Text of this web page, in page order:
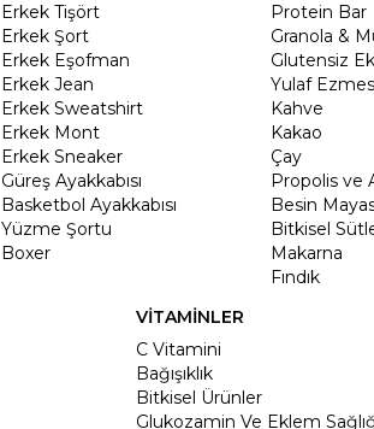
Erkek Tişört
Erkek Şort
Erkek Eşofman
Erkek Jean
Erkek Sweatshirt
Erkek Mont
Erkek Sneaker
Güreş Ayakkabısı
Basketbol Ayakkabısı
Yüzme Şortu
Boxer
Protein Bar
Granola &
Glutensiz
Yulaf
Kahve
Kakao
Çay
Propolis ve
Besin
Bitkisel
Makarna
Fındık
VİTAMİNLER
C Vitamini
Bağışıklık
Bitkisel Ürünler
Glukozamin Ve Eklem